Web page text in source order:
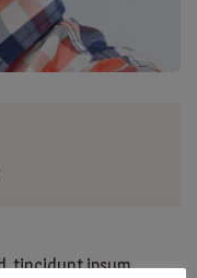
tincidunt ipsum.